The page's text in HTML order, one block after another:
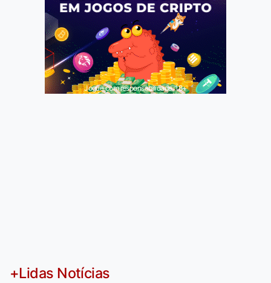
Jogue com responsabilidade. 18+
+Lidas Notícias